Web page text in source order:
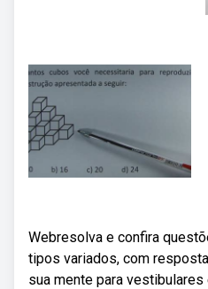
Webresolva e confira
tipos variados, com
sua mente para